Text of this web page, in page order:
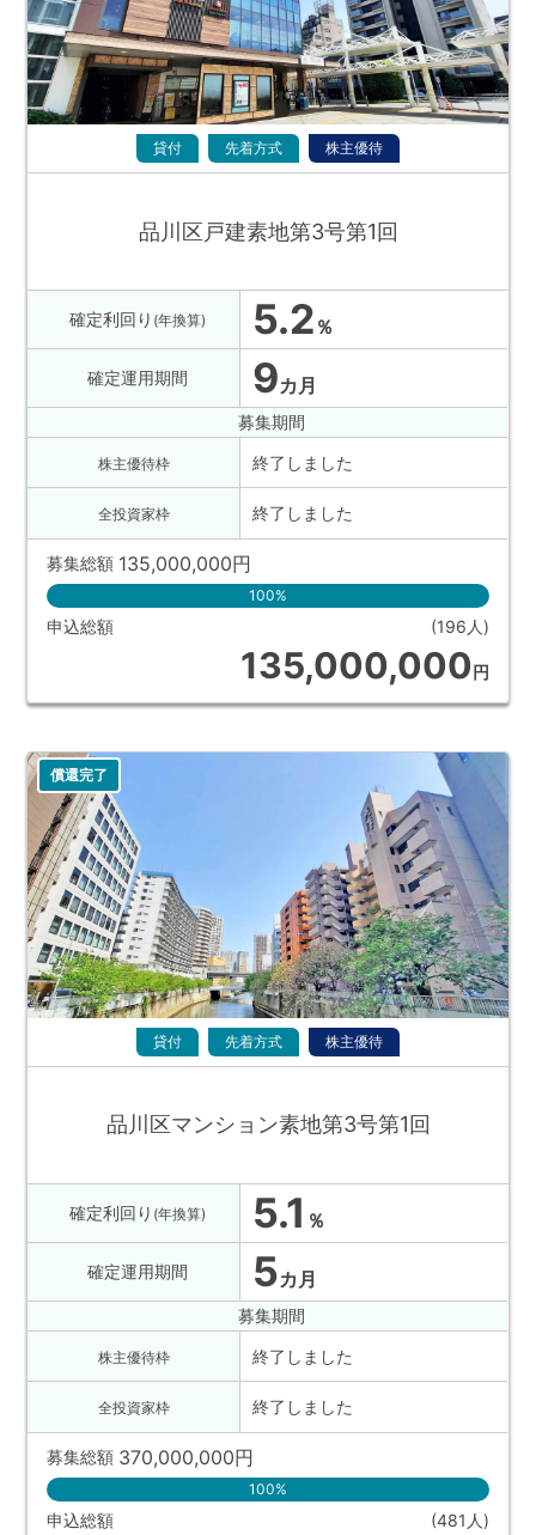
貸付 先着方式 株主優待
品川区戸建素地第3号第1回
確定利回り (年換算) 5.2 ％
確定運用期間 9カ月
募集期間
株主優待枠
全投資家枠
終了しました
終了しました
募集総額 135,000,000円
100%
申込総額 (196人)
135,000,000円
償還完了
貸付 先着方式 株主優待
品川区マンション素地第3号第1回
確定利回り (年換算) 5.1 ％
確定運用期間 5カ月
募集期間
株主優待枠
全投資家枠
終了しました
終了しました
募集総額 370,000,000円
100%
申込総額 (481人)